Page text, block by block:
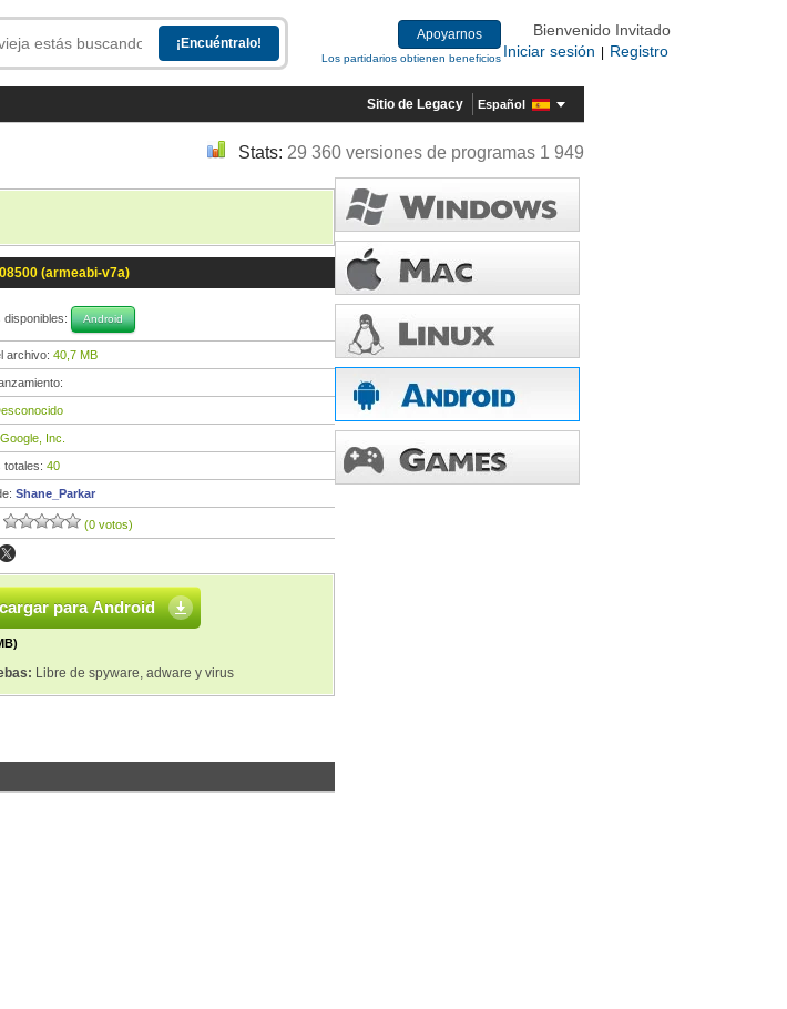
Apoyarnos
Los partidarios obtienen beneficios
Bienvenido Invitado
Iniciar sesión
Registro
Sitio de Legacy Español
Stats: 29 360 versiones de programas 1 949
(armeabi-v7a)
disponibles: Android
archivo: 40,7 MB
Google, Inc.
totales: 40
Shane_Parkar
(0 votos)
para Android
Libre de spyware, adware y virus